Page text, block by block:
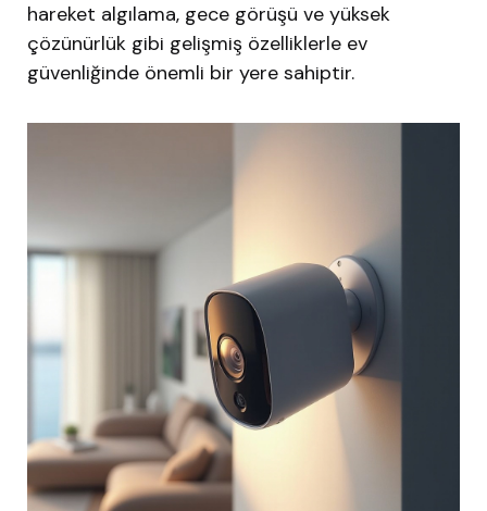
hareket algılama, gece görüşü ve yüksek
çözünürlük gibi gelişmiş özelliklerle ev
güvenliğinde önemli bir yere sahiptir.